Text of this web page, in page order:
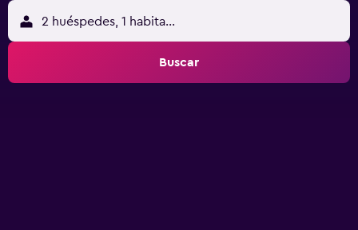
2 huéspedes, 1 habitación
Buscar